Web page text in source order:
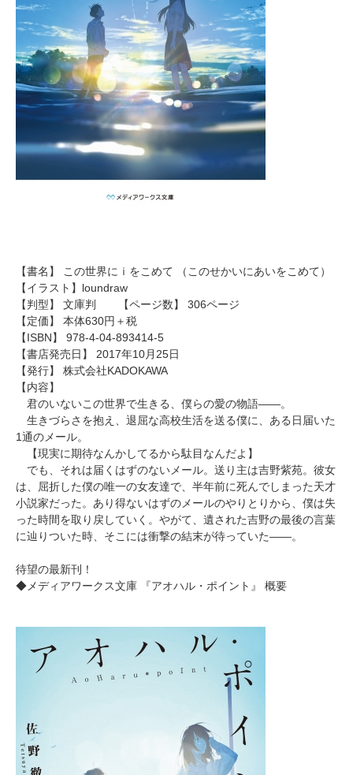
【書名】 この世界にｉをこめて （このせかいにあいをこめて）
【イラスト】loundraw
【判型】 文庫判 【ページ数】 306ページ
【定価】 本体630円＋税
【ISBN】 978-4-04-893414-5
【書店発売日】 2017年10月25日
【発行】 株式会社KADOKAWA
【内容】
君のいないこの世界で生きる、僕らの愛の物語――。
生きづらさを抱え、退屈な高校生活を送る僕に、ある日届いた
1通のメール。
【現実に期待なんかしてるから駄目なんだよ】
でも、それは届くはずのないメール。送り主は吉野紫苑。彼女
は、屈折した僕の唯一の女友達で、半年前に死んでしまった天才
小説家だった。あり得ないはずのメールのやりとりから、僕は失
った時間を取り戻していく。やがて、遺された吉野の最後の言葉
に辿りついた時、そこには衝撃の結末が待っていた――。
待望の最新刊！
◆メディアワークス文庫 『アオハル・ポイント』 概要